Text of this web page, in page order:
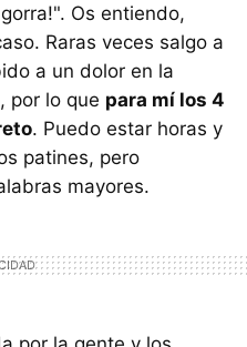
Os entiendo,
Raras veces salgo a
a un dolor en la
por lo que para mí los 4
. Puedo estar horas y
patines, pero
mayores.